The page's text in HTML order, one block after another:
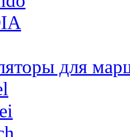
для